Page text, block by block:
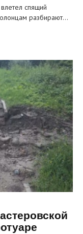
спящий
разбирают…